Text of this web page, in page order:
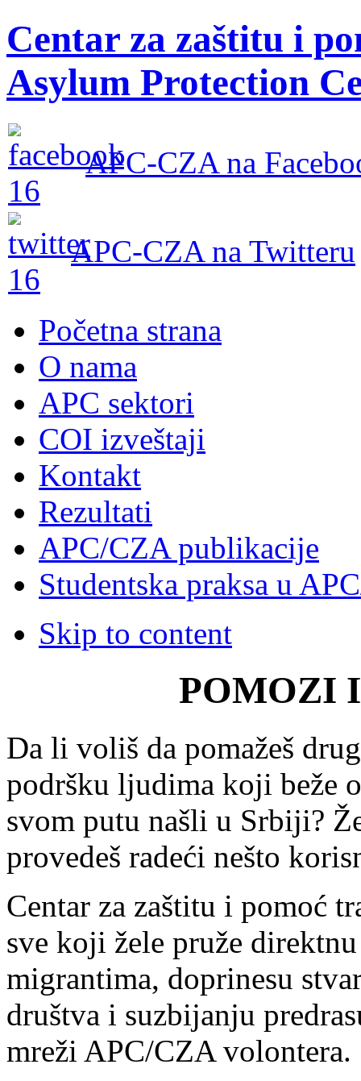
Centar za zaštitu i
Asylum Protection
APC-CZA na
APC-CZA na Twitteru
Početna strana
O nama
APC sektori
COI izveštaji
Kontakt
Rezultati
APC/CZA publikacije
Studentska praksa u
Skip to content
POMOZI
Da li voliš da pomažeš
podršku ljudima koji beže
svom putu našli u Srbiji?
provedeš radeći nešto
Centar za zaštitu i pomoć
sve koji žele pruže
migrantima, doprinesu
društva i suzbijanju
mreži APC/CZA volontera.